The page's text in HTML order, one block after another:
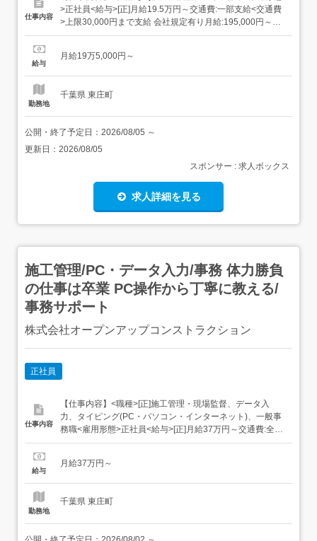
仕事内容
>正社員<給与>[正]月給19.5万円～交通費:一部支給<交通費
>上限30,000円まで支給 会社規定有り月給:195,000円～
195,000円(月給+各種手当) 基本残業なし 日払い制度あり
ホからいつでも、カンタン申請!<仕事内容>ヘルメッ...
給与
月給19万5,000円～
勤務地
千葉県 東庄町
公開・終了予定日： 2026/08/05 ～
更新日： 2026/08/05
スポンサー : 求人ボックス
求人詳細を見る
施工管理/PC・データ入力/事務 体力勝負
の仕事は卒業 PC操作から丁寧に教える/
事務サポート
株式会社オープンアップコンストラクション
正社員
仕事内容
【仕事内容】<職種>[正]施工管理・現場監督、データ入
力、タイピング(PC・パソコン・インターネット)、一般事
務職<雇用形態>正社員<給与>[正]月給37万円～交通費:全額
支給 [正]には、固定残業代:49,143円 20時間相当分が含ま
支払いします。 試用期間:3ヶ月/正社員/月給37万円月給額
給与
月給37万円～
勤務地
千葉県 東庄町